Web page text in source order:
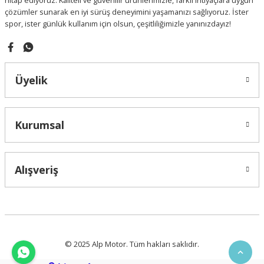
Gönder
çözümler sunarak en iyi sürüş deneyimini yaşamanızı sağlıyoruz. İster
spor, ister günlük kullanım için olsun, çeşitliliğimizle yanınızdayız!
Üyelik
Kurumsal
Alışveriş
© 2025 Alp Motor. Tüm hakları saklıdır.